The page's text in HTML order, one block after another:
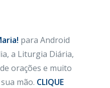
para Android
a Liturgia Diária,
orações e muito
mão. CLIQUE